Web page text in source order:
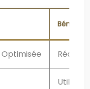
Bénéfice